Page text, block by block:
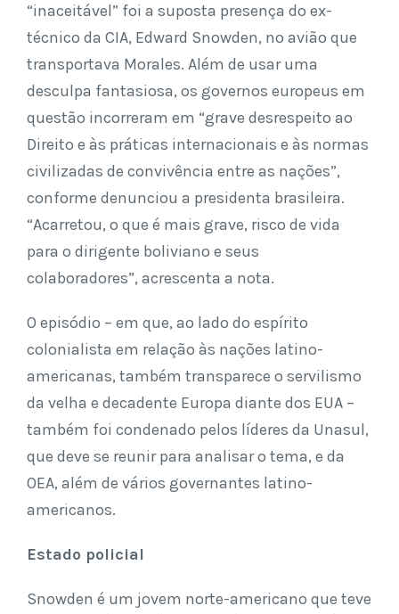
“inaceitável” foi a suposta presença do ex-
técnico da CIA, Edward Snowden, no avião que
transportava Morales. Além de usar uma
desculpa fantasiosa, os governos europeus em
questão incorreram em “grave desrespeito ao
Direito e às práticas internacionais e às normas
civilizadas de convivência entre as nações”,
conforme denunciou a presidenta brasileira.
“Acarretou, o que é mais grave, risco de vida
para o dirigente boliviano e seus
colaboradores”, acrescenta a nota.
O episódio – em que, ao lado do espírito
colonialista em relação às nações latino-
americanas, também transparece o servilismo
da velha e decadente Europa diante dos EUA –
também foi condenado pelos líderes da Unasul,
que deve se reunir para analisar o tema, e da
OEA, além de vários governantes latino-
americanos.
Estado policial
Snowden é um jovem norte-americano que teve